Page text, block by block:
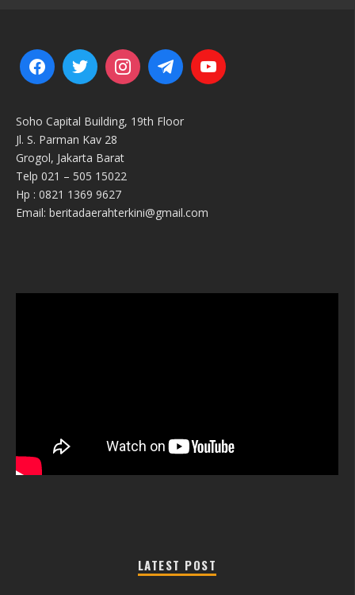
Soho Capital Building, 19th Floor
Jl. S. Parman Kav 28
Grogol, Jakarta Barat
Telp 021 – 505 15022
Hp : 0821 1369 9627
Email: beritadaerahterkini@gmail.com
LATEST POST